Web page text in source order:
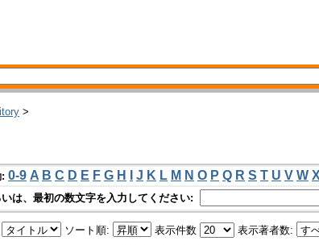
>
0-9 A B C D E F G H J K L M N O P Q R S T U V W X
は、最初の数文字を入力してください:
ソート順: 表示件数 表示著者数: